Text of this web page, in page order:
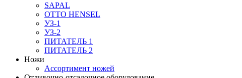
SAPAL
OTTO HENSEL
УЗ-1
УЗ-2
ПИТАТЕЛЬ 1
ПИТАТЕЛЬ 2
Ножи
Ассортимент ножей